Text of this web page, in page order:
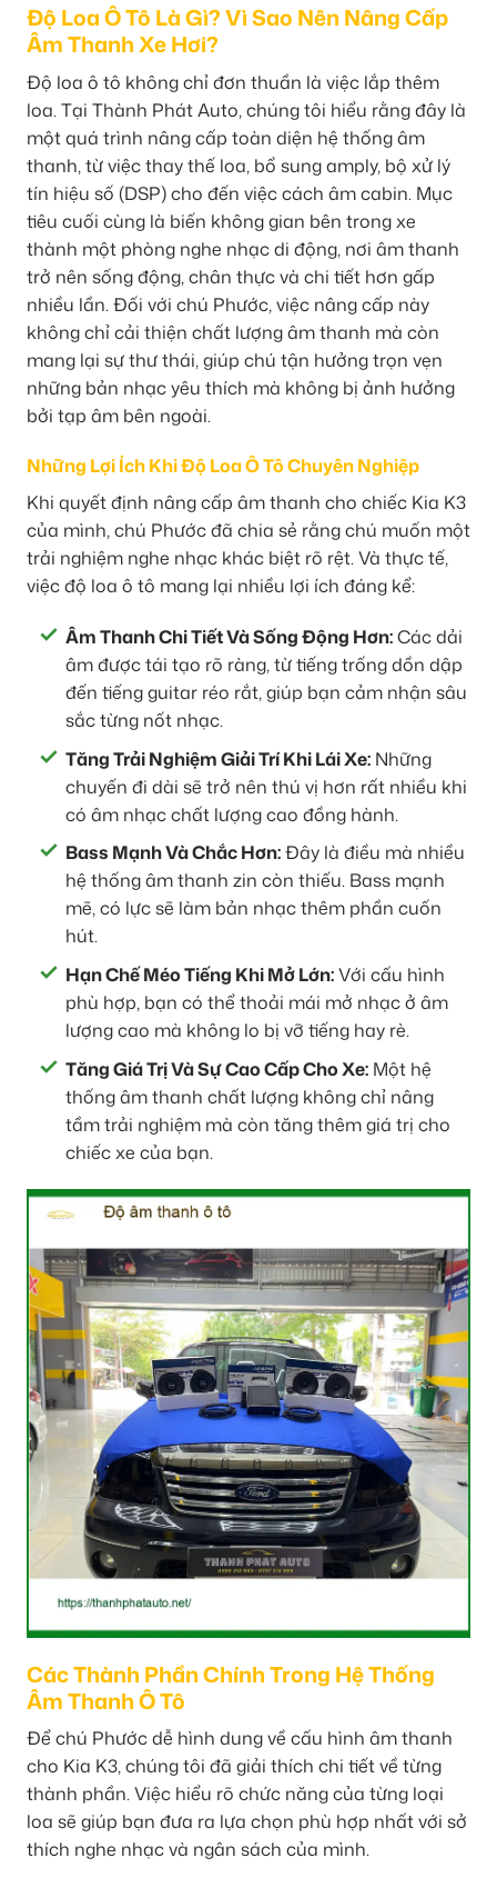
Độ Loa Ô Tô Là Gì? Vì Sao Nên Nâng Cấp
Âm Thanh Xe Hơi?
Độ loa ô tô không chỉ đơn thuần là việc lắp thêm
loa. Tại Thành Phát Auto, chúng tôi hiểu rằng đây là
một quá trình nâng cấp toàn diện hệ thống âm
thanh, từ việc thay thế loa, bổ sung amply, bộ xử lý
tín hiệu số (DSP) cho đến việc cách âm cabin. Mục
tiêu cuối cùng là biến không gian bên trong xe
thành một phòng nghe nhạc di động, nơi âm thanh
trở nên sống động, chân thực và chi tiết hơn gấp
nhiều lần. Đối với chú Phước, việc nâng cấp này
không chỉ cải thiện chất lượng âm thanh mà còn
mang lại sự thư thái, giúp chú tận hưởng trọn vẹn
những bản nhạc yêu thích mà không bị ảnh hưởng
bởi tạp âm bên ngoài.
Những Lợi Ích Khi Độ Loa Ô Tô Chuyên Nghiệp
Khi quyết định nâng cấp âm thanh cho chiếc Kia K3
của mình, chú Phước đã chia sẻ rằng chú muốn một
trải nghiệm nghe nhạc khác biệt rõ rệt. Và thực tế,
việc độ loa ô tô mang lại nhiều lợi ích đáng kể:
Âm Thanh Chi Tiết Và Sống Động Hơn:Các dải
âm được tái tạo rõ ràng, từ tiếng trống dồn dập
đến tiếng guitar réo rắt, giúp bạn cảm nhận sâu
sắc từng nốt nhạc.
Tăng Trải Nghiệm Giải Trí Khi Lái Xe: Những
chuyến đi dài sẽ trở nên thú vị hơn rất nhiều khi
có âm nhạc chất lượng cao đồng hành.
Bass Mạnh Và Chắc Hơn:Đây là điều mà nhiều
hệ thống âm thanh zin còn thiếu. Bass mạnh
mẽ, có lực sẽ làm bản nhạc thêm phần cuốn
hút.
Hạn Chế Méo Tiếng Khi Mở Lớn:Với cấu hình
phù hợp, bạn có thể thoải mái mở nhạc ở âm
lượng cao mà không lo bị vỡ tiếng hay rè.
Tăng Giá Trị Và Sự Cao Cấp Cho Xe: Một hệ
thống âm thanh chất lượng không chỉ nâng
tầm trải nghiệm mà còn tăng thêm giá trị cho
chiếc xe của bạn.
Các Thành Phần Chính Trong Hệ Thống
Âm Thanh Ô Tô
Để chú Phước dễ hình dung về cấu hình âm thanh
cho Kia K3, chúng tôi đã giải thích chi tiết về từng
thành phần. Việc hiểu rõ chức năng của từng loại
loa sẽ giúp bạn đưa ra lựa chọn phù hợp nhất với sở
thích nghe nhạc và ngân sách của mình.